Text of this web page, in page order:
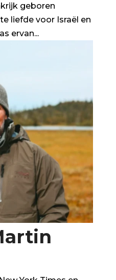
geboren
liefde voor Israël en
ervan...